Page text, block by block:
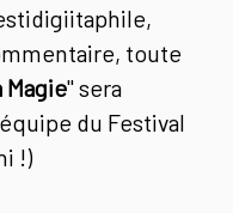
toute
Magie" sera
du Festival
!)